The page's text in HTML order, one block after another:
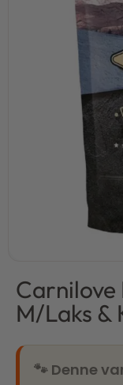
Carnilove
M/Laks &
🐾 Denne